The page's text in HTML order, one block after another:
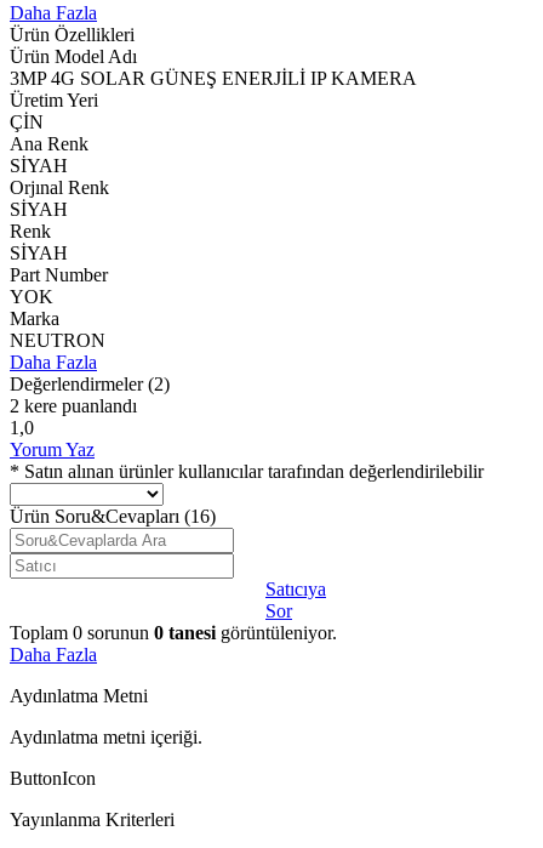
Daha Fazla
Ürün Özellikleri
Ürün Model Adı
3MP 4G SOLAR GÜNEŞ ENERJİLİ IP KAMERA
Üretim Yeri
ÇİN
Ana Renk
SİYAH
Orjınal Renk
SİYAH
Renk
SİYAH
Part Number
YOK
Marka
NEUTRON
Daha Fazla
Değerlendirmeler (2)
2 kere puanlandı
1,0
Yorum Yaz
* Satın alınan ürünler kullanıcılar tarafından değerlendirilebilir
Ürün Soru&Cevapları (16)
Satıcıya
Sor
Toplam 0 sorunun 0 tanesi görüntüleniyor.
Daha Fazla
Aydınlatma Metni
Aydınlatma metni içeriği.
ButtonIcon
Yayınlanma Kriterleri